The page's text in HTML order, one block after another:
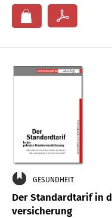
GESUNDHEIT
Der Standard­tarif in
versicherung